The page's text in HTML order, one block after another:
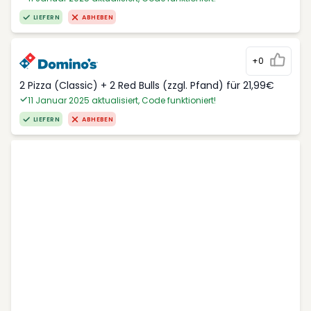
LIEFERN ABHEBEN
+0
2 Pizza (Classic) + 2 Red Bulls (zzgl. Pfand) für 21,99€
11 Januar 2025 aktualisiert, Code funktioniert!
LIEFERN ABHEBEN